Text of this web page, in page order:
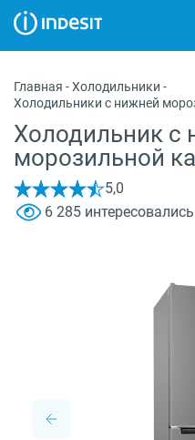
Морозильные камеры
Стиральные и
Посудомоечные машины
Плиты
О бренде
Главная -Холодильники -
Холодильники с нижней
Холодильник с
морозильной
5,0
6 285 интересовались